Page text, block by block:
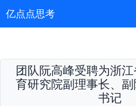
亿点点思考
团队阮高峰受聘为浙
育研究院副理事长、
书记